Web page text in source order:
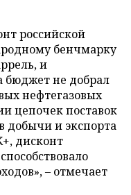
российской
бенчмарку
и
бюджет не добрал
нефтегазовых
цепочек поставок
добычи и экспорта
дисконт
– отмечает